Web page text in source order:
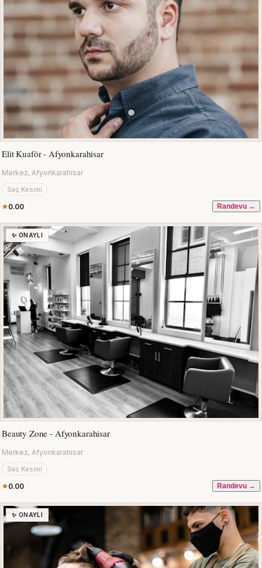
Elit Kuaför - Afyonkarahisar
Merkez, Afyonkarahisar
Saç Kesimi
0.00 Randevu →
✨ ONAYLI
Beauty Zone - Afyonkarahisar
Merkez, Afyonkarahisar
Saç Kesimi
0.00 Randevu →
✨ ONAYLI